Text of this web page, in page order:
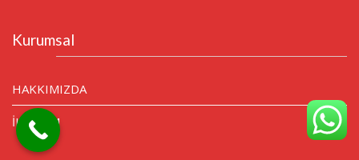
Kurumsal
HAKKIMIZDA
İLETİŞİM